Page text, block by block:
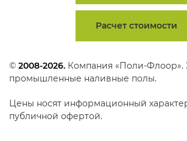
Расчет стоимости
© 2008-2026. Компания «Поли-Флоор».
промышленные наливные полы.
Цены носят информационный
публичной офертой.